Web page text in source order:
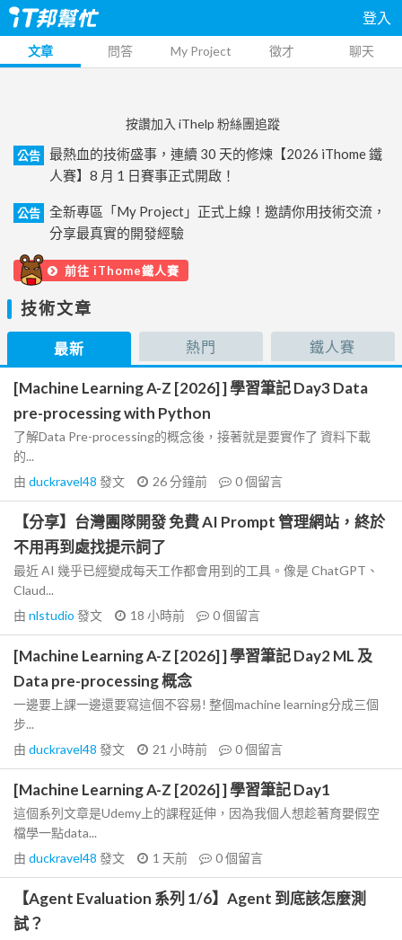
登入
文章 問答 My Project 徵才 聊天
按讚加入 iThelp 粉絲團追蹤
公告
最熱血的技術盛事，連續 30 天的修煉【2026 iThome 鐵
人賽】8 月 1 日賽事正式開啟！
公告
全新專區「My Project」正式上線！邀請你用技術交流，
分享最真實的開發經驗
前往 iThome鐵人賽
技術文章
最新 熱門 鐵人賽
[Machine Learning A-Z [2026] ] 學習筆記 Day3 Data
pre-processing with Python
了解Data Pre-processing的概念後，接著就是要實作了 資料下載
的...
由 duckravel48 發文 26 分鐘前 0個留言
【分享】台灣團隊開發 免費 AI Prompt 管理網站，終於
不用再到處找提示詞了
最近 AI 幾乎已經變成每天工作都會用到的工具。像是 ChatGPT、
Claud...
由 nlstudio 發文 18 小時前 0個留言
[Machine Learning A-Z [2026] ] 學習筆記 Day2 ML 及
Data pre-processing 概念
一邊要上課一邊還要寫這個不容易! 整個machine learning分成三個
步...
由 duckravel48 發文 21 小時前 0個留言
[Machine Learning A-Z [2026] ] 學習筆記 Day1
這個系列文章是Udemy上的課程延伸，因為我個人想趁著育嬰假空
檔學一點data...
由 duckravel48 發文 1 天前 0個留言
【Agent Evaluation 系列 1/6】Agent 到底該怎麼測
試？